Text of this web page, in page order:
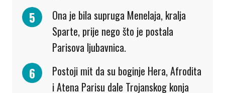
Ona je bila supruga Menelaja, kralja
Sparte, prije nego što je postala
Parisova ljubavnica.
Postoji mit da su boginje Hera, Afrodita
i Atena Parisu dale Trojanskog konja